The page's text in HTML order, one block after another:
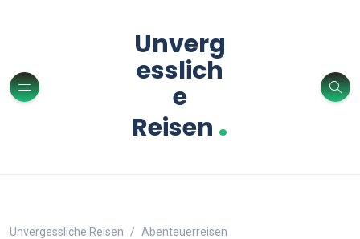
Unverg
esslich
e
Reisen .
Unvergessliche Reisen
Abenteuerreisen